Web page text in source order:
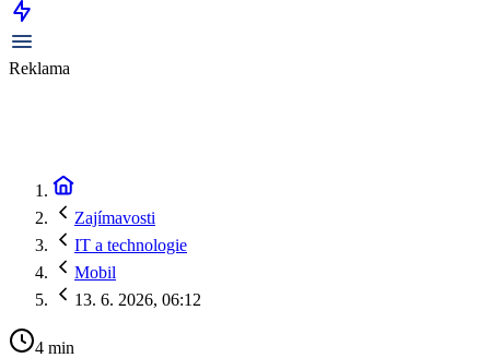
Reklama
Zajímavosti
IT a technologie
Mobil
13. 6. 2026, 06:12
4 min